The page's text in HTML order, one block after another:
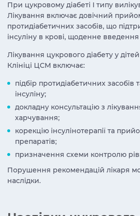
При цукровому діабеті I типу
Лікування включає довічний
протидіабетичних засобів, що
інсуліну в крові, щоденне введення
Лікування цукрового діабету у
Клініці ЦСМ включає:
підбір протидіабетичних
інсуліну;
докладну консультацію з
харчування;
корекцію інсулінотерапії та
препаратів;
призначення схеми контролю
Порушення рекомендацій лікаря
наслідки.